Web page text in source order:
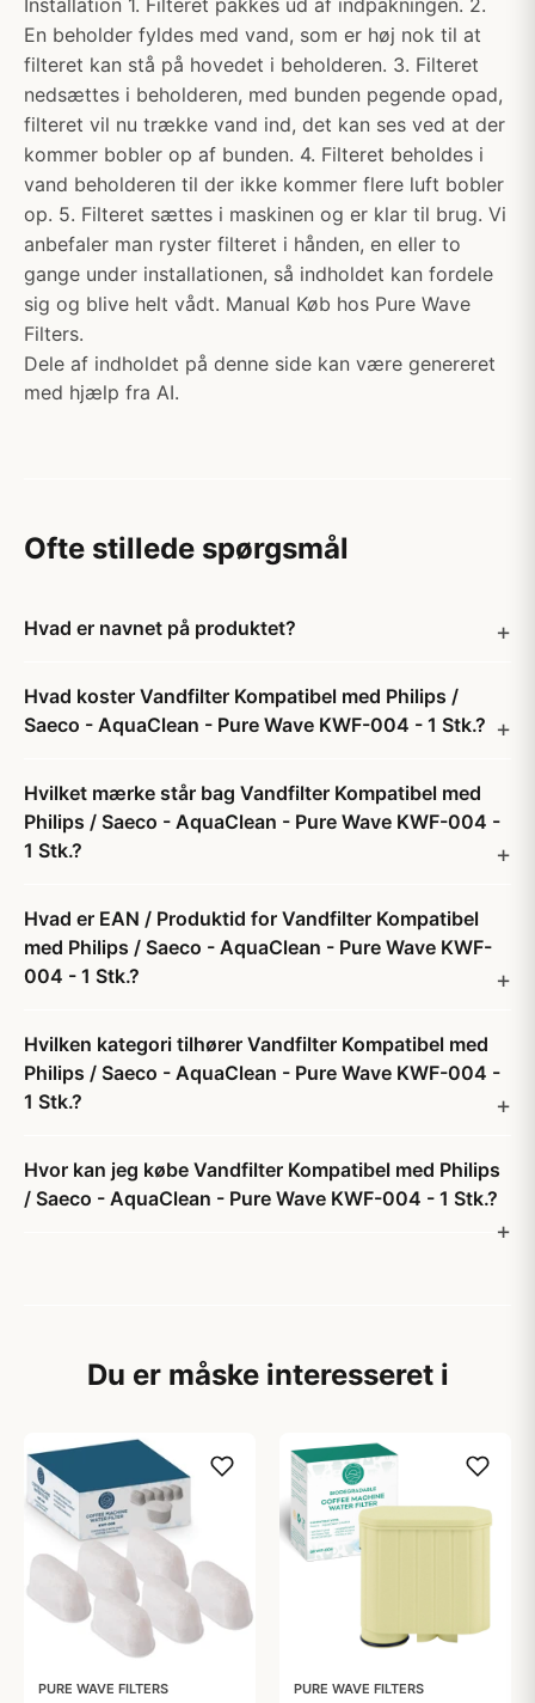
Installation 1. Filteret pakkes ud af indpakningen. 2.
En beholder fyldes med vand, som er høj nok til at
filteret kan stå på hovedet i beholderen. 3. Filteret
nedsættes i beholderen, med bunden pegende opad,
filteret vil nu trække vand ind, det kan ses ved at der
kommer bobler op af bunden. 4. Filteret beholdes i
vand beholderen til der ikke kommer flere luft bobler
op. 5. Filteret sættes i maskinen og er klar til brug. Vi
anbefaler man ryster filteret i hånden, en eller to
gange under installationen, så indholdet kan fordele
sig og blive helt vådt. Manual Køb hos Pure Wave
Filters.
Dele af indholdet på denne side kan være genereret
med hjælp fra AI.
Ofte stillede spørgsmål
Hvad er navnet på produktet?
Hvad koster Vandfilter Kompatibel med Philips /
Saeco - AquaClean - Pure Wave KWF-004 - 1 Stk.?
Hvilket mærke står bag Vandfilter Kompatibel med
Philips / Saeco - AquaClean - Pure Wave KWF-004 -
1 Stk.?
Hvad er EAN / Produktid for Vandfilter Kompatibel
med Philips / Saeco - AquaClean - Pure Wave KWF-
004 - 1 Stk.?
Hvilken kategori tilhører Vandfilter Kompatibel med
Philips / Saeco - AquaClean - Pure Wave KWF-004 -
1 Stk.?
Hvor kan jeg købe Vandfilter Kompatibel med Philips
/ Saeco - AquaClean - Pure Wave KWF-004 - 1 Stk.?
Du er måske interesseret i
PURE WAVE FILTERS PURE WAVE FILTERS